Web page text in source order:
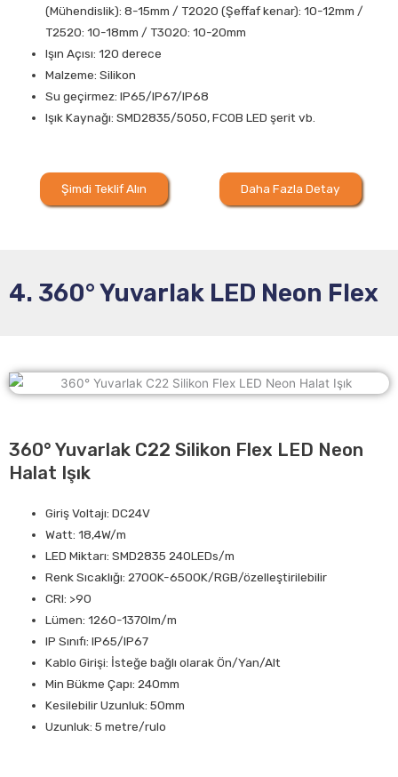
(Mühendislik): 8-15mm / T2020 (Şeffaf kenar): 10-12mm /
T2520: 10-18mm / T3020: 10-20mm
Işın Açısı: 120 derece
Malzeme: Silikon
Su geçirmez: IP65/IP67/IP68
Işık Kaynağı: SMD2835/5050, FCOB LED şerit vb.
Şimdi Teklif Alın Daha Fazla Detay
4. 360° Yuvarlak LED Neon Flex
360° Yuvarlak C22 Silikon Flex LED Neon
Halat Işık
Giriş Voltajı: DC24V
Watt: 18,4W/m
LED Miktarı: SMD2835 240LEDs/m
Renk Sıcaklığı: 2700K-6500K/RGB/özelleştirilebilir
CRI: >90
Lümen: 1260-1370lm/m
IP Sınıfı: IP65/IP67
Kablo Girişi: İsteğe bağlı olarak Ön/Yan/Alt
Min Bükme Çapı: 240mm
Kesilebilir Uzunluk: 50mm
Uzunluk: 5 metre/rulo